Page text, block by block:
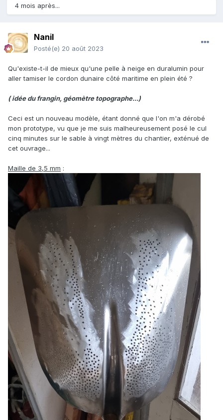
4 mois après...
Nanil
Posté(e) 20 août 2023
Qu'existe-t-il de mieux qu'une pelle à neige en duralumin pour
aller tamiser le cordon dunaire côté maritime en plein été ?
( idée du frangin, géomètre topographe...)
Ceci est un nouveau modèle, étant donné que l'on m'a dérobé
mon prototype, vu que je me suis malheureusement posé le cul
cinq minutes sur le sable à vingt mètres du chantier, exténué de
cet ouvrage...
Maille de 3,5 mm :